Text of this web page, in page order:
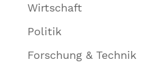
Wirtschaft
Politik
Forschung & Technik